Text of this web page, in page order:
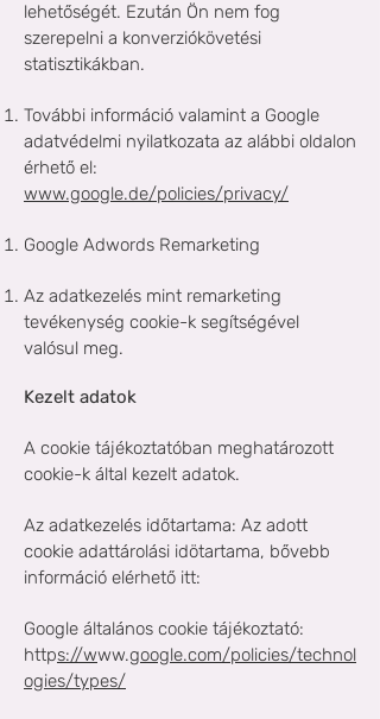
lehetőségét. Ezután Ön nem fog
szerepelni a konverziókövetési
statisztikákban.
További információ valamint a Google
adatvédelmi nyilatkozata az alábbi oldalon
érhető el:
www.google.de/policies/privacy/
Google Adwords Remarketing
Az adatkezelés mint remarketing
tevékenység cookie-k segítségével
valósul meg.
Kezelt adatok
A cookie tájékoztatóban meghatározott
cookie-k által kezelt adatok.
Az adatkezelés időtartama: Az adott
cookie adattárolási idötartama, bővebb
információ elérhető itt:
Google általános cookie tájékoztató:
https://www.google.com/policies/technol
ogies/types/